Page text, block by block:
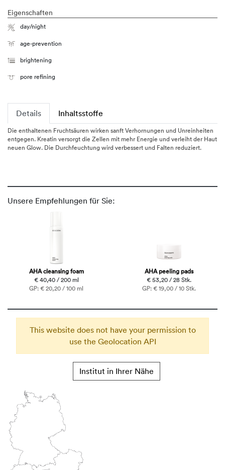
Eigenschaften
day/night
age-prevention
brightening
pore refining
Details Inhaltsstoffe
Die enthaltenen Fruchtsäuren wirken sanft Verhornungen und Unreinheiten
entgegen. Kreatin versorgt die Zellen mit mehr Energie und verleiht der Haut
neuen Glow. Die Durchfeuchtung wird verbessert und Falten reduziert.
Unsere Empfehlungen für Sie:
AHA cleansing foam
€ 40,40 / 200 ml
GP: € 20,20 / 100 ml
AHA peeling pads
€ 53,20 / 28 Stk.
GP: € 19,00 / 10 Stk.
This website does not have your permission to
use the Geolocation API
Institut in Ihrer Nähe